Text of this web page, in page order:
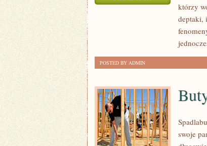
KRATEROWEktórzy
deptaki,
POSTED BY ADMIN
swoje